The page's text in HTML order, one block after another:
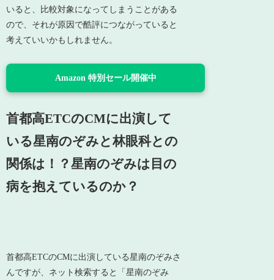
いると、比較対象になってしまうことがある
ので、それが原因で酷評につながっていると
考えていいかもしれません。
Amazon 特別セール開催中
首都高ETCのCMに出演して
いる星南のぞみと林眼科との
関係は！？星南のぞみは目の
病を抱えているのか？
首都高ETCのCMに出演している星南のぞみさ
んですが、ネット検索すると「星南のぞみ